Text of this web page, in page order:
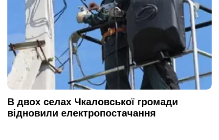
В двох селах Чкаловської громади
відновили електропостачання